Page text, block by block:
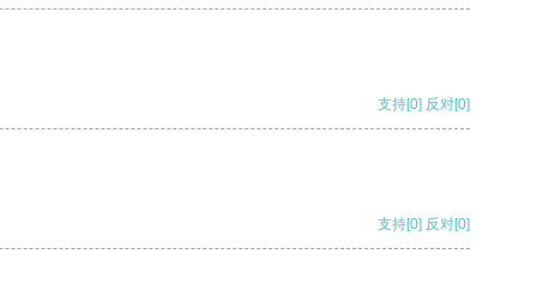
支持[0] 反对[0]
支持[0] 反对[0]